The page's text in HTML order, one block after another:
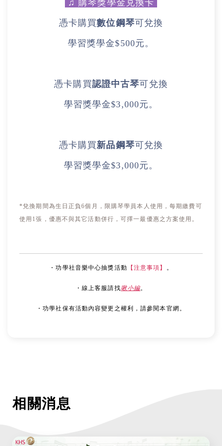
♫ 購琴獎學金兑換卡
憑卡購買數位鋼琴可兌換
學習獎學金$500元。
憑卡購買認證中古琴可兌換
學習獎學金$3,000元。
憑卡購買新品鋼琴可兌換
學習獎學金$3,000元。
*兌換期間為生日正負6個月，限購琴學員本人使用，每期繳費可
使用1張，優惠不與其它活動併行，可擇一最優惠之方案使用。
・功學社音樂中心抽獎活動 【注意事項】 。
・線上客服請找啾小編。
・功學社保有活動內容變更之權利，請參閱本官網。
相關消息